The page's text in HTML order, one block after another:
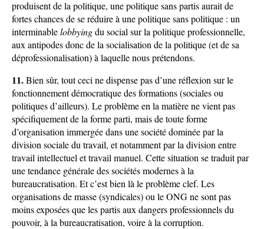
produisent de la politique, une politique sans partis aurait de
fortes chances de se réduire à une politique sans politique : un
interminablelobbyingdu social sur la politique professionnelle,
aux antipodes donc de la socialisation de la politique (et de sa
déprofessionalisation) à laquelle nous prétendons.
11.Bien sûr, tout ceci ne dispense pas d’une réflexion sur le
fonctionnement démocratique des formations (sociales ou
politiques d’ailleurs). Le problème en la matière ne vient pas
spécifiquement de la forme parti, mais de toute forme
d’organisation immergée dans une société dominée par la
division sociale du travail, et notamment par la division entre
travail intellectuel et travail manuel. Cette situation se traduit par
une tendance générale des sociétés modernes à la
bureaucratisation. Et c’est bien là le problème clef. Les
organisations de masse (syndicales) ou le ONG ne sont pas
moins exposées que les partis aux dangers professionnels du
pouvoir, à la bureaucratisation, voire à la corruption.